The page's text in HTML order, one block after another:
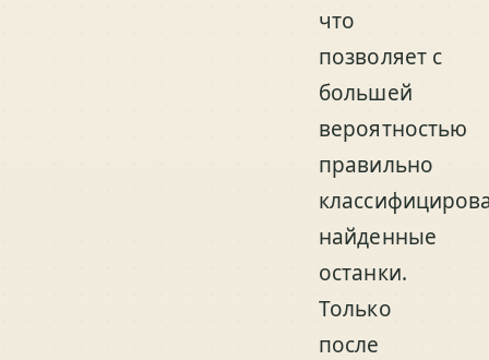
что
позволяет с
большей
вероятностью
правильно
найденные
останки.
Только
после